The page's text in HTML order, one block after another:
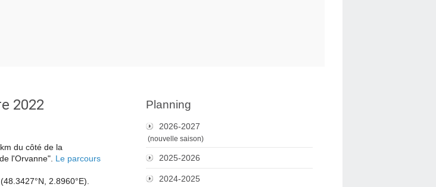
2022
du côté de la
l'Orvanne". Le parcours
(48.3427°N, 2.8960°E).
Planning
2026-2027
(nouvelle saison)
2025-2026
2024-2025